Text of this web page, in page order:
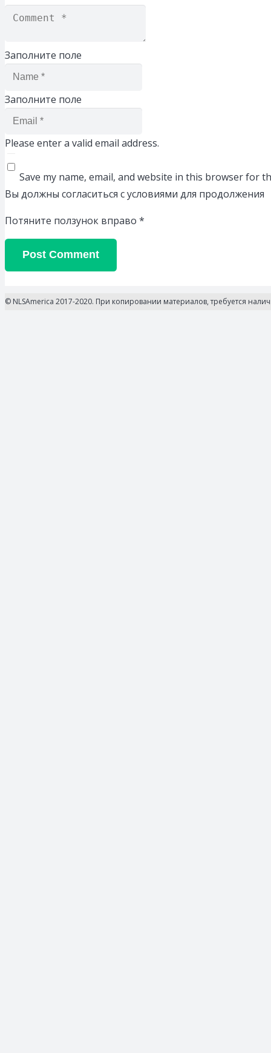
Заполните поле
Заполните поле
Please enter a valid email address.
Save my name, email, and website in this browser for
Вы должны согласиться с условиями для продолжения
Потяните ползунок вправо *
Post Comment
© NLSAmerica 2017-2020. При копировании материалов, требуется